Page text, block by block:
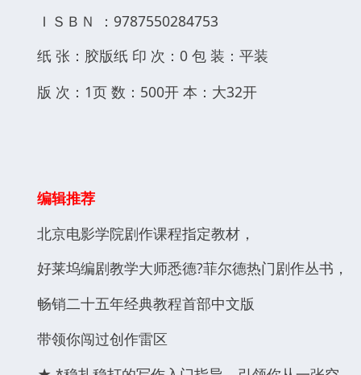
ＩＳＢＮ ：9787550284753
纸 张：胶版纸 印 次：0 包 装：平装
版 次：1页 数：500开 本：大32开
编辑推荐
北京电影学院剧作课程指定教材，
好莱坞编剧教学大师悉德?菲尔德热门剧作丛书，
畅销二十五年经典教程首部中文版
带领你闯过创作雷区